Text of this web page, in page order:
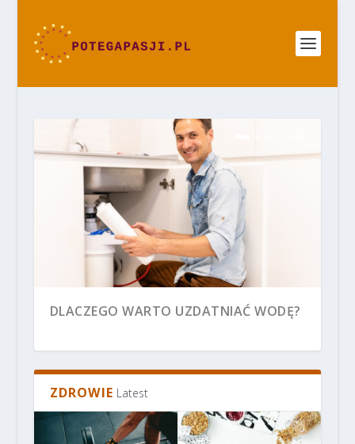
DLACZEGO WARTO UZDATNIAĆ WODĘ?
ZDROWIE Latest